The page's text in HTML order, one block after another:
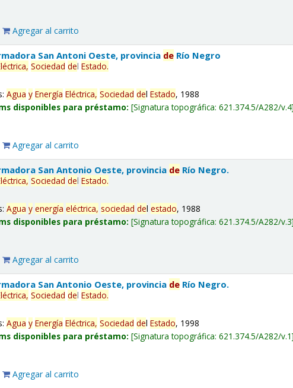
Agregar al carrito
San Antoni Oeste, provincia de Río Negro
Sociedad delEstado.
Agua y Energía Eléctrica, Sociedad delEstado, 1988
disponibles para préstamo: Signatura topográfica:621.374.5/A282/v.4
Agregar al carrito
San Antonio Oeste, provincia de Río Negro.
Sociedad delEstado.
Agua y energía eléctrica, sociedad delestado, 1988
disponibles para préstamo: Signatura topográfica:621.374.5/A282/v.3
Agregar al carrito
San Antonio Oeste, provincia de Río Negro.
Sociedad delEstado.
Agua y Energía Eléctrica, Sociedad delEstado, 1998
disponibles para préstamo: Signatura topográfica:621.374.5/A282/v.1
Agregar al carrito